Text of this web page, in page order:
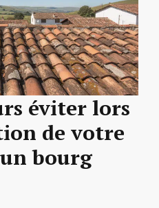
éviter lors
de votre
bourg